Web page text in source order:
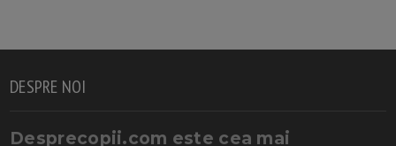
DESPRE NOI
Desprecopii.com este cea mai